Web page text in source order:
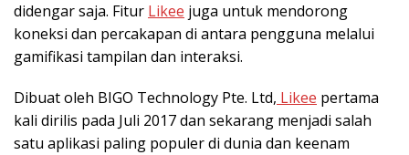
didengar saja. Fitur Likee juga untuk mendorong
koneksi dan percakapan di antara pengguna melalui
gamifikasi tampilan dan interaksi.
Dibuat oleh BIGO Technology Pte. Ltd, Likee pertama
kali dirilis pada Juli 2017 dan sekarang menjadi salah
satu aplikasi paling populer di dunia dan keenam